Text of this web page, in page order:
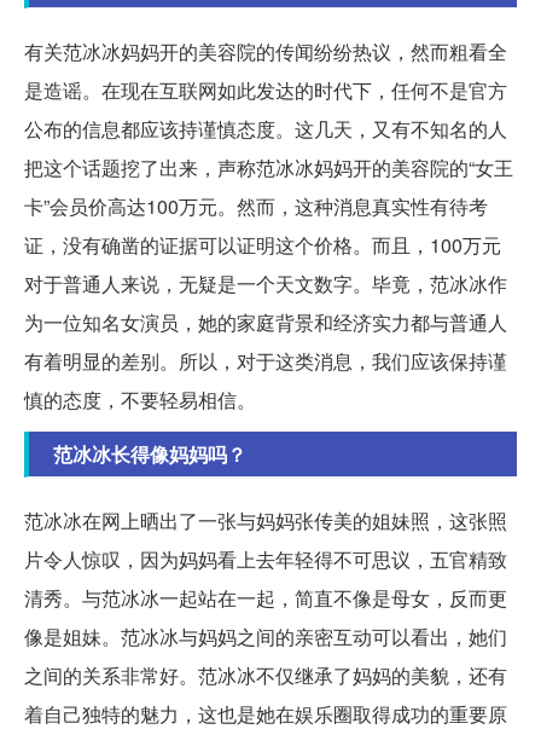
有关范冰冰妈妈开的美容院的传闻纷纷热议，然而粗看全
是造谣。在现在互联网如此发达的时代下，任何不是官方
公布的信息都应该持谨慎态度。这几天，又有不知名的人
把这个话题挖了出来，声称范冰冰妈妈开的美容院的“女王
卡”会员价高达100万元。然而，这种消息真实性有待考
证，没有确凿的证据可以证明这个价格。而且，100万元
对于普通人来说，无疑是一个天文数字。毕竟，范冰冰作
为一位知名女演员，她的家庭背景和经济实力都与普通人
有着明显的差别。所以，对于这类消息，我们应该保持谨
慎的态度，不要轻易相信。
范冰冰长得像妈妈吗？
范冰冰在网上晒出了一张与妈妈张传美的姐妹照，这张照
片令人惊叹，因为妈妈看上去年轻得不可思议，五官精致
清秀。与范冰冰一起站在一起，简直不像是母女，反而更
像是姐妹。范冰冰与妈妈之间的亲密互动可以看出，她们
之间的关系非常好。范冰冰不仅继承了妈妈的美貌，还有
着自己独特的魅力，这也是她在娱乐圈取得成功的重要原